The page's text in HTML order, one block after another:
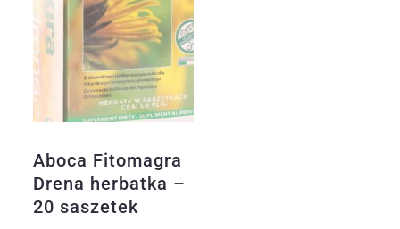
Aboca Fitomagra
Drena herbatka –
20 saszetek